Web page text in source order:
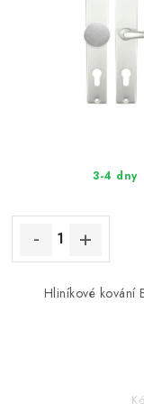
3-4 dny
Hliníkové kování